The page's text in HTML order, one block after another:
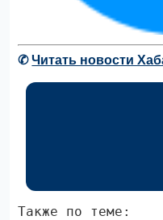
✆Читать новости
Также по теме: